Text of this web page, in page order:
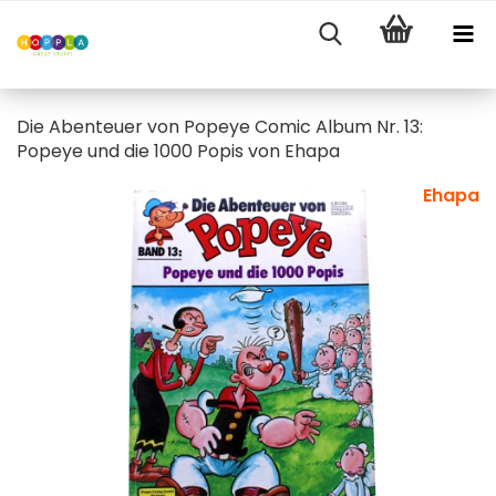
Die Abenteuer von Popeye Comic Album Nr. 13:
Popeye und die 1000 Popis von Ehapa
Ehapa